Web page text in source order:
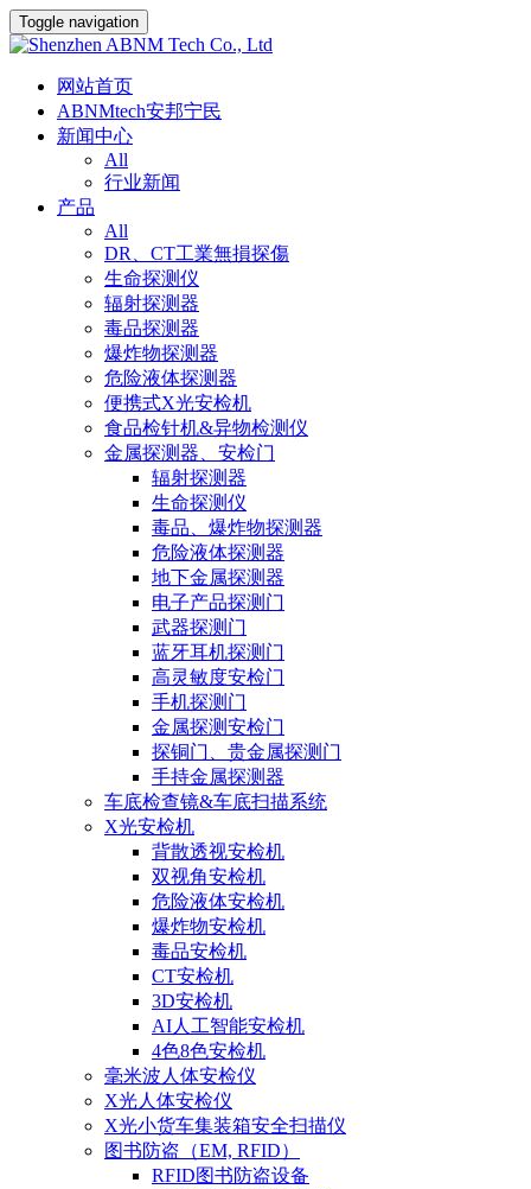
Toggle navigation
网站首页
ABNMtech安邦宁民
新闻中心
All
行业新闻
产品
All
DR、CT工業無損探傷
生命探测仪
辐射探测器
毒品探测器
爆炸物探测器
危险液体探测器
便携式X光安检机
食品检针机&异物检测仪
金属探测器、安检门
辐射探测器
生命探测仪
毒品、爆炸物探测器
危险液体探测器
地下金属探测器
电子产品探测门
武器探测门
蓝牙耳机探测门
高灵敏度安检门
手机探测门
金属探测安检门
探铜门、贵金属探测门
手持金属探测器
车底检查镜&车底扫描系统
X光安检机
背散透视安检机
双视角安检机
危险液体安检机
爆炸物安检机
毒品安检机
CT安检机
3D安检机
AI人工智能安检机
4色8色安检机
毫米波人体安检仪
X光人体安检仪
X光小货车集装箱安全扫描仪
图书防盗（EM, RFID）
RFID图书防盗设备